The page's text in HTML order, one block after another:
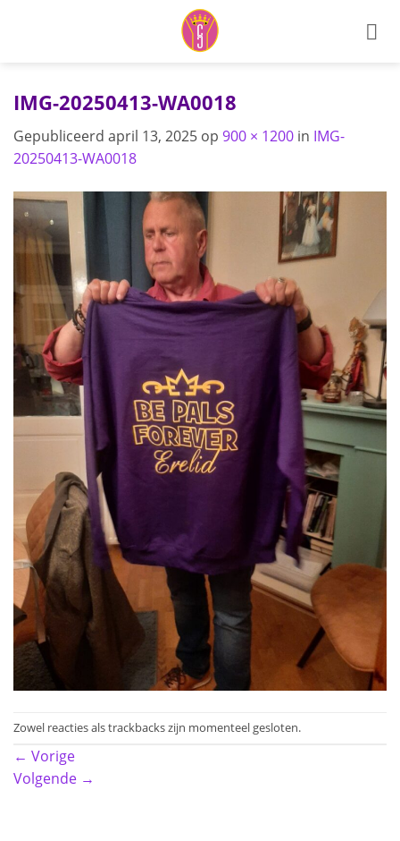
IMG-20250413-WA0018
Gepubliceerd april 13, 2025 op 900 × 1200 in IMG-
20250413-WA0018
Zowel reacties als trackbacks zijn momenteel gesloten.
← Vorige
Volgende →